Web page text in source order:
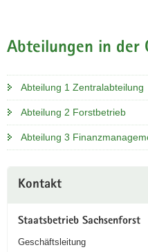
Abteilungen in der
Abteilung 1 Zentralabteilung
Abteilung 2 Forstbetrieb
Abteilung 3
Information
Kontakt
Staatsbetrieb Sachsenforst
Geschäftsleitung